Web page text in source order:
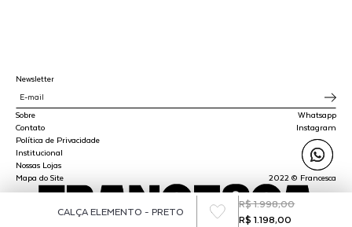
CALÇA ELEMENTO - PRETO
R$ 1.998,00
R$ 1.198,00
Sobre
Contato
Política de Privacidade
Institucional
Nossas Lojas
Mapa do Site
Whatsapp
Instagram
2022 © Francesca
Newsletter
SPLY STUDIO LTDA - CNPJ 45.510.647/0001-00